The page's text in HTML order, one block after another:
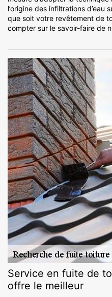
l’origine des infiltrations
que soit votre revêtement de
compter sur le savoir-faire de
Service en fuite de
offre le meilleur